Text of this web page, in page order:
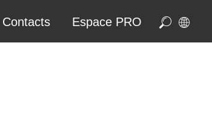
Contacts Espace PRO